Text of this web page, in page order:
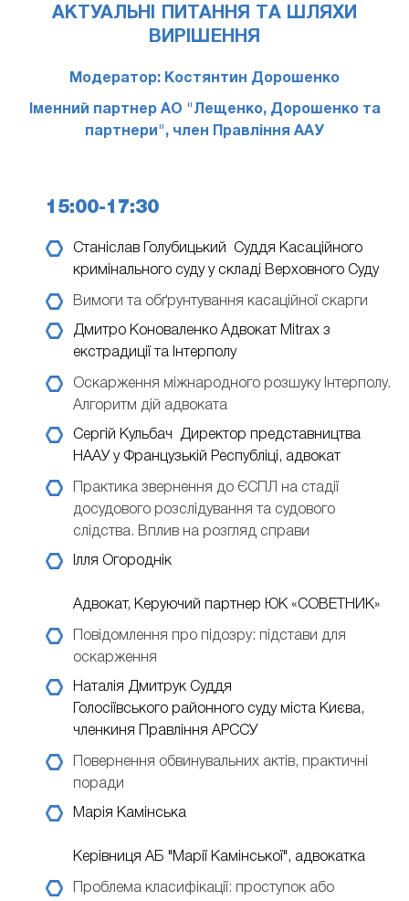
АКТУАЛЬНІ ПИТАННЯ ТА ШЛЯХИ
ВИРІШЕННЯ
Модератор: Костянтин Дорошенко
Іменний партнер АО "Лещенко, Дорошенко та
партнери", член Правління ААУ
15:00-17:30
Станіслав Голубицький
Суддя Касаційного
кримінального суду у складі Верховного Суду
Вимоги та обґрунтування касаційної скарги
Дмитро Коноваленко Адвокат Mitrax з
екстрадиції та Інтерполу
Оскарження міжнародного розшуку Інтерполу.
Алгоритм дій адвоката
Сергій Кульбач
Директор представництва
НААУ у Французькій Республіці, адвокат
Практика звернення до ЄСПЛ на стадії
досудового розслідування та судового
слідства. Вплив на розгляд справи
Ілля Огороднік
Адвокат, Керуючий партнер ЮК «СОВЕТНИК»
Повідомлення про підозру: підстави для
оскарження
Наталія Дмитрук Суддя
Голосіївського районного суду міста Києва,
членкиня Правління АРССУ
Повернення обвинувальних актів, практичні
поради
Марія Камінська
Керівниця АБ "Марії Камінської", адвокатка
Проблема класифікації: проступок або